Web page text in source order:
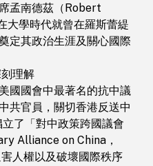
孟南德茲（Robert
大學時代就曾在羅斯蕾緹
定其政治生涯及關心國際
理解
國國會中最著名的抗中議
共官員，關切香港反送中
了「對中政策跨國議會
Alliance on China，
人權以及破壞國際秩序